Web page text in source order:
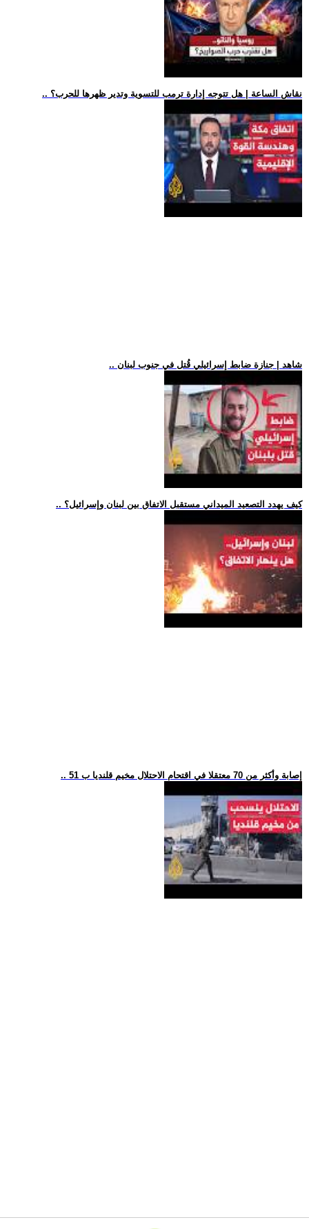
.. نقاش الساعة | هل تتوجه إدارة ترمب للتسوية وتدير ظهرها للحرب؟
.. شاهد | جنازة ضابط إسرائيلي قُتل في جنوب لبنان
.. كيف يهدد التصعيد الميداني مستقبل الاتفاق بين لبنان وإسرائيل؟
.. 51 إصابة وأكثر من 70 معتقلا في اقتحام الاحتلال مخيم قلنديا ب